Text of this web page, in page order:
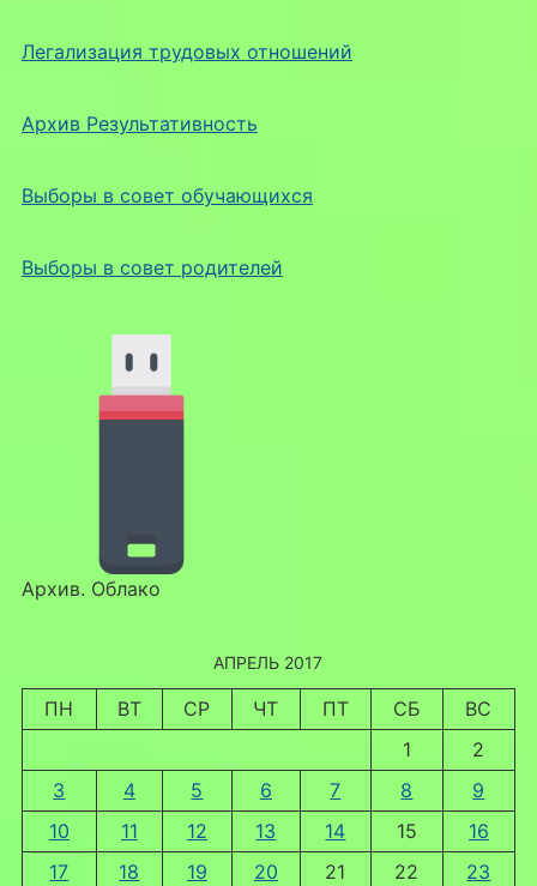
Легализация трудовых отношений
Архив Результативность
Выборы в совет обучающихся
Выборы в совет родителей
Архив. Облако
АПРЕЛЬ 2017
ПН ВТ СР ЧТ ПТ СБ
ВС
1
2
3
4 5 6 7 8
9
10
11 12 13 14 15
16
17
18 19 20 21 22
23